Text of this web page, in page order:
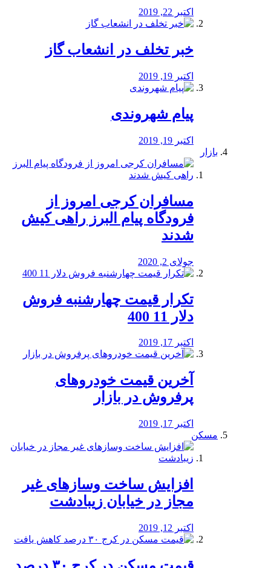
اکتبر 22, 2019
خبر تخلف در انشعاب گاز
اکتبر 19, 2019
پیام شهروندی
اکتبر 19, 2019
بازار
مسافران کرجی امروز از
فرودگاه پیام البرز راهی کیش
شدند
جولای 2, 2020
تکرار قیمت چهارشنبه فروش
دلار 11 400
اکتبر 17, 2019
آخرین قیمت خودرو‌های
پرفروش در بازار
اکتبر 17, 2019
مسکن
افزایش ساخت وسازهای غیر
مجاز در خیابان زیبادشت
اکتبر 12, 2019